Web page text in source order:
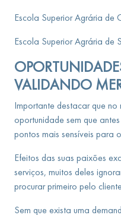
Escola Superior Agrária de
Escola Superior Agrária de
VALIDANDO
Importante destacar que
oportunidade sem que
pontos mais sensíveis para
Efeitos das suas paixões
serviços, muitos deles
procurar primeiro pelo
Sem que exista uma